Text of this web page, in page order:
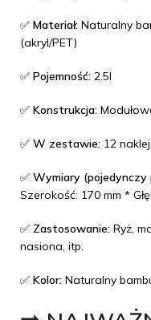
✅ Materiał: Naturalny
(akryl/PET)
✅ Pojemność: 2.5l
✅ Konstrukcja:
✅ W zestawie: 12
✅ Wymiary (pojedynczy
Szerokość: 170 mm *
✅ Zastosowanie: Ryż,
nasiona, itp.
✅ Kolor: Naturalny